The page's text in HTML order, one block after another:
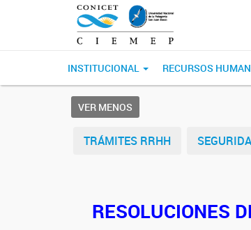
INSTITUCIONAL RECURSOS
VER MENOS
TRÁMITES RRHH
RESOLUCIONES